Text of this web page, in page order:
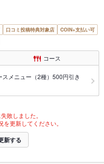
口コミ投稿特典対象店
COIN+支払い可
コース
メニュー（2種）500円引き
敗しました。
更新してください。
新する